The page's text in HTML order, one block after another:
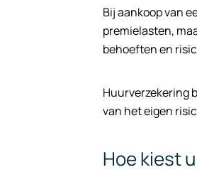
Bij aankoop van
premielasten,
behoeften en
Huurverzekering
van het eigen
Hoe kiest